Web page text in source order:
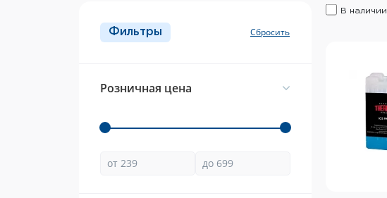
Фильтры
Розничная цена
В наличии